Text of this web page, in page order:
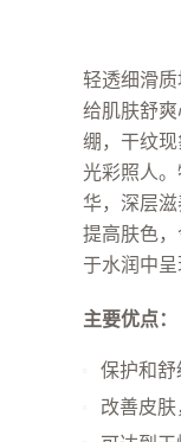
轻透细滑
给肌肤舒
绷，干纹现
光彩照人
华，深层滋
提高肤色，
于水润中呈
主要优点：
保护和
改善皮